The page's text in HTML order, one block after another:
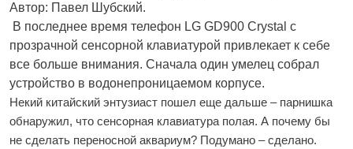
Автор: Павел Шубский.
В последнее время телефон LG GD900 Crystal с
прозрачной сенсорной клавиатурой привлекает к себе
все больше внимания. Сначала один умелец собрал
устройство в водонепроницаемом корпусе.
Некий китайский энтузиаст пошел еще дальше – парнишка
обнаружил, что сенсорная клавиатура полая. А почему бы
не сделать переносной аквариум? Подумано – сделано.